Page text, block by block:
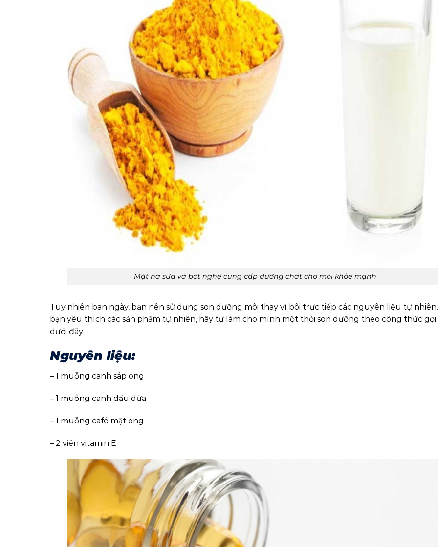
Mặt nạ sữa và bột nghệ cung cấp dưỡng chất cho môi khỏe mạnh
Tuy nhiên ban ngày, bạn nên sử dụng son dưỡng môi thay vì bôi trực tiếp các nguyên liệu tự
bạn yêu thích các sản phẩm tự nhiên, hãy tự làm cho mình một thỏi son dưỡng theo công thức gợi
dưới đây:
Nguyên liệu:
– 1 muỗng canh sáp ong
– 1 muỗng canh dầu dừa
– 1 muỗng café mật ong
– 2 viên vitamin E